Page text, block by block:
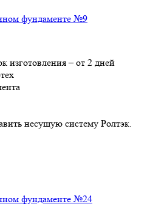
изготовления – от 2 дней
несущую систему Ролтэк.